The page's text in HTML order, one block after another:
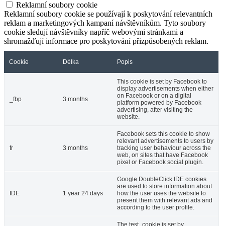
Reklamní soubory cookie
Reklamní soubory cookie se používají k poskytování relevantních
reklam a marketingových kampaní návštěvníkům. Tyto soubory
cookie sledují návštěvníky napříč webovými stránkami a
shromažďují informace pro poskytování přizpůsobených reklam.
Cookie Délka Popis
_fbp 3 months
This cookie is set by Facebook to
display advertisements when either
on Facebook or on a digital
platform powered by Facebook
advertising, after visiting the
website.
fr 3 months
Facebook sets this cookie to show
relevant advertisements to users by
tracking user behaviour across the
web, on sites that have Facebook
pixel or Facebook social plugin.
IDE 1 year 24 days
Google DoubleClick IDE cookies
are used to store information about
how the user uses the website to
present them with relevant ads and
according to the user profile.
The test_cookie is set by